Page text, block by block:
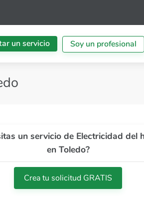
un servicio Soy un profesional
un servicio de Electricidad del
en Toledo?
Crea tu solicitud GRATIS